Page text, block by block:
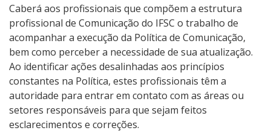
Caberá aos profissionais que compõem a estrutura
profissional de Comunicação do IFSC o trabalho de
acompanhar a execução da Política de Comunicação,
bem como perceber a necessidade de sua atualização.
Ao identificar ações desalinhadas aos princípios
constantes na Política, estes profissionais têm a
autoridade para entrar em contato com as áreas ou
setores responsáveis para que sejam feitos
esclarecimentos e correções.